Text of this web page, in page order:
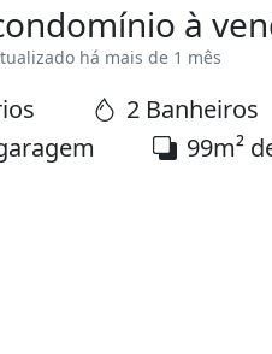
à
há mais de 1 mês
2 Banheiros
99m²